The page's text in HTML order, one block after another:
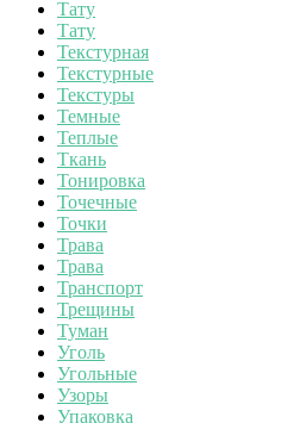
Тату
Тату
Текстурная
Текстурные
Текстуры
Темные
Теплые
Ткань
Тонировка
Точечные
Точки
Трава
Трава
Транспорт
Трещины
Туман
Уголь
Угольные
Узоры
Упаковка